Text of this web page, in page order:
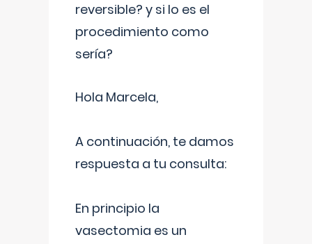
reversible? y si lo es el
procedimiento como
sería?
Hola Marcela,
A continuación, te damos
respuesta a tu consulta:
En principio la
vasectomia es un